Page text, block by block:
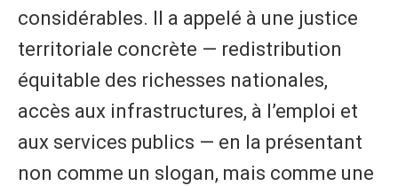
considérables. Il a appelé à une justice
territoriale concrète — redistribution
équitable des richesses nationales,
accès aux infrastructures, à l’emploi et
aux services publics — en la présentant
non comme un slogan, mais comme une